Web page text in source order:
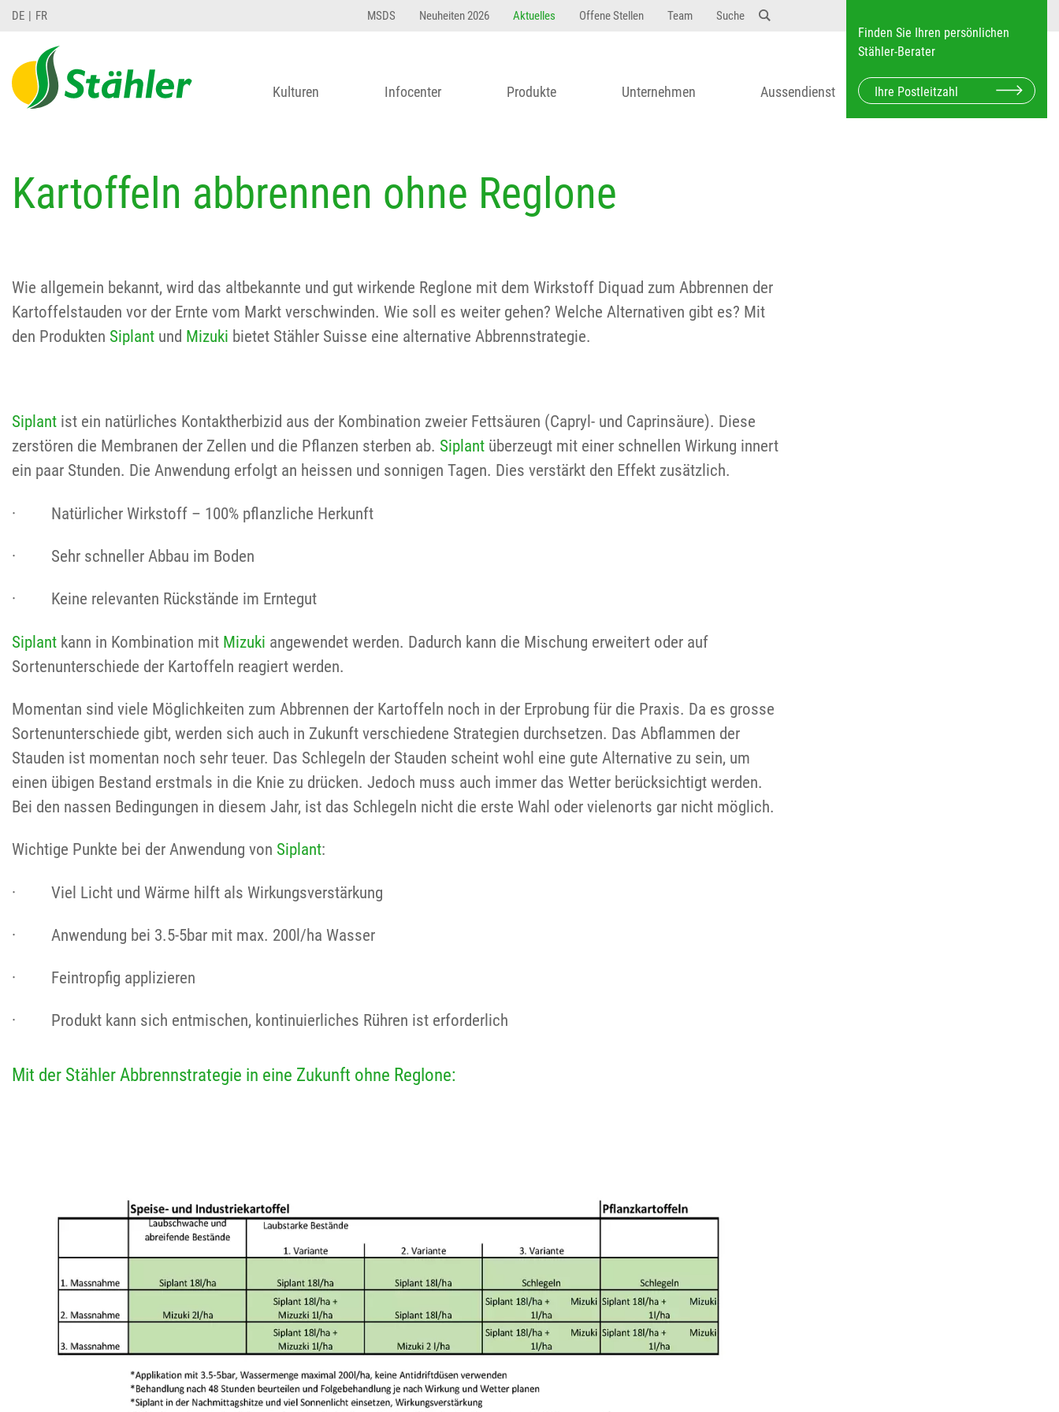
DE FR MSDS Neuheiten 2026 Aktuelles Offene Stellen Team Suche
Finden Sie Ihren persönlichen
Stähler-Berater
Kulturen Infocenter Produkte Unternehmen Aussendienst
Kartoffeln abbrennen ohne Reglone
Wie allgemein bekannt, wird das altbekannte und gut wirkende Reglone mit dem Wirkstoff Diquad zum Abbrennen der
Kartoffelstauden vor der Ernte vom Markt verschwinden. Wie soll es weiter gehen? Welche Alternativen gibt es? Mit
den Produkten Siplant und Mizuki bietet Stähler Suisse eine alternative Abbrennstrategie.
Siplant ist ein natürliches Kontaktherbizid aus der Kombination zweier Fettsäuren (Capryl- und Caprinsäure). Diese
zerstören die Membranen der Zellen und die Pflanzen sterben ab. Siplant überzeugt mit einer schnellen Wirkung innert
ein paar Stunden. Die Anwendung erfolgt an heissen und sonnigen Tagen. Dies verstärkt den Effekt zusätzlich.
· Natürlicher Wirkstoff – 100% pflanzliche Herkunft
· Sehr schneller Abbau im Boden
· Keine relevanten Rückstände im Erntegut
Siplant kann in Kombination mit Mizuki angewendet werden. Dadurch kann die Mischung erweitert oder auf
Sortenunterschiede der Kartoffeln reagiert werden.
Momentan sind viele Möglichkeiten zum Abbrennen der Kartoffeln noch in der Erprobung für die Praxis. Da es grosse
Sortenunterschiede gibt, werden sich auch in Zukunft verschiedene Strategien durchsetzen. Das Abflammen der
Stauden ist momentan noch sehr teuer. Das Schlegeln der Stauden scheint wohl eine gute Alternative zu sein, um
einen übigen Bestand erstmals in die Knie zu drücken. Jedoch muss auch immer das Wetter berücksichtigt werden.
Bei den nassen Bedingungen in diesem Jahr, ist das Schlegeln nicht die erste Wahl oder vielenorts gar nicht möglich.
Wichtige Punkte bei der Anwendung von Siplant:
· Viel Licht und Wärme hilft als Wirkungsverstärkung
· Anwendung bei 3.5-5bar mit max. 200l/ha Wasser
· Feintropfig applizieren
· Produkt kann sich entmischen, kontinuierliches Rühren ist erforderlich
Mit der Stähler Abbrennstrategie in eine Zukunft ohne Reglone: